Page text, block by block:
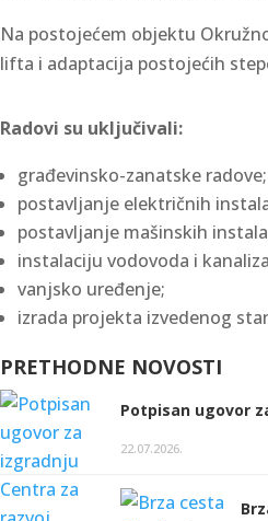
Na postojećem objektu
lifta i adaptacija postojećih
Radovi su uključivali:
građevinsko-zanatske radove;
postavljanje električnih
postavljanje mašinskih
instalaciju vodovoda i
vanjsko uređenje;
izrada projekta izvedenog
PRETHODNE NOVOSTI
Potpisan ugovor
22.07.2026.